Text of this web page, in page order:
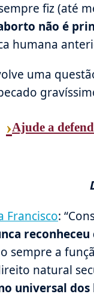
fiz (até
não é
humana
uma
›Ajude a
Francisco:
sempre a
natural
universal dos